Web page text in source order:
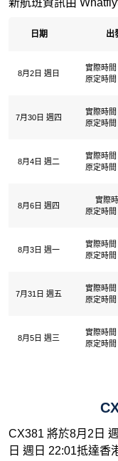
新航班資訊由
日期 出
8月2日 週日
實際時
原定時
7月30日 週四
實際時
原定時
8月4日 週二
實際時
原定時
8月6日 週四
實際
原定時
8月3日 週一
實際時
原定時
7月31日 週五
實際時
原定時
8月5日 週三
實際時
原定時
CX381 將於8月2日
日 週日 22:01抵達香